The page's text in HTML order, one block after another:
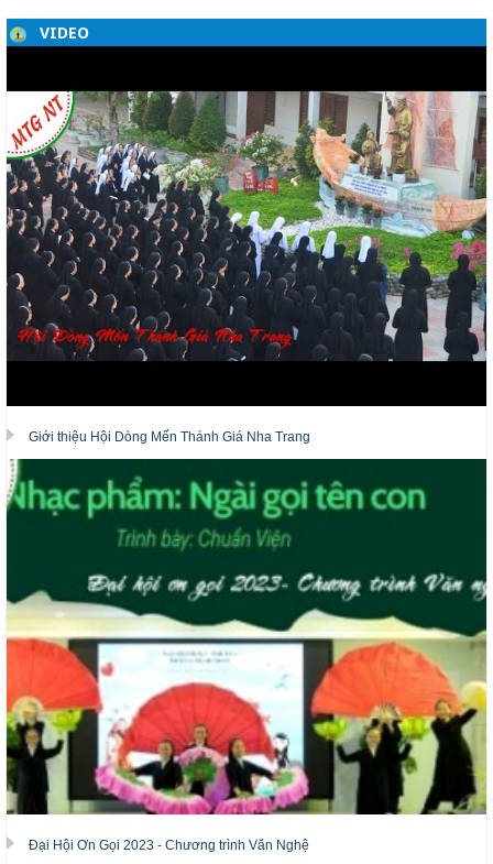
VIDEO
Giới thiệu Hội Dòng Mến Thánh Giá Nha Trang
Đại Hội Ơn Gọi 2023 - Chương trình Văn Nghệ